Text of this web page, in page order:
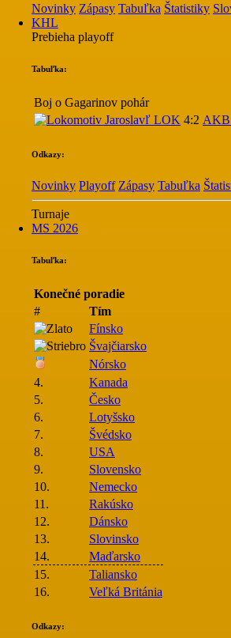
Novinky Zápasy Tabuľka Štatistiky
KHL
Prebieha playoff
Tabuľka:
Boj o Gagarinov pohár
LOK 4:2 AKB
Odkazy:
Novinky Playoff Zápasy Tabuľka
Turnaje
MS 2026
Tabuľka:
Konečné poradie
#
Tím
Fínsko
Švajčiarsko
Nórsko
4.
Kanada
5.
Česko
6.
Lotyšsko
7.
Švédsko
8.
USA
9.
Slovensko
10.
Nemecko
11.
Rakúsko
12.
Dánsko
13.
Slovinsko
14.
Maďarsko
15.
Taliansko
16.
Veľká Británia
Odkazy: